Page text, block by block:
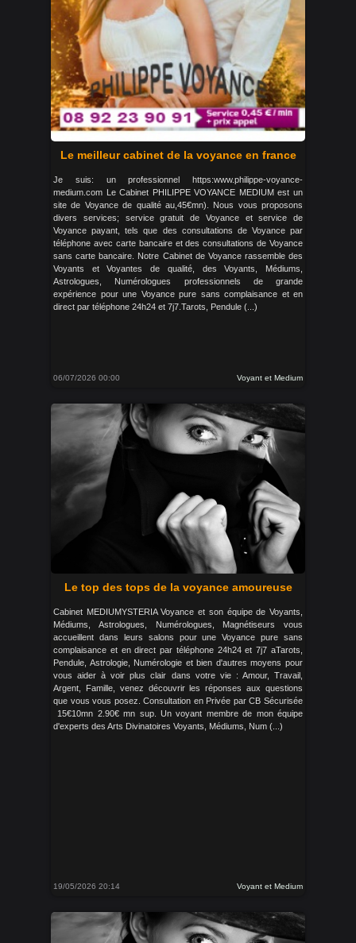
Le meilleur cabinet de la voyance en france
Je suis: un professionnel https:www.philippe-voyance-
medium.com Le Cabinet PHILIPPE VOYANCE MEDIUM est un
site de Voyance de qualité au,45€mn). Nous vous proposons
divers services; service gratuit de Voyance et service de
Voyance payant, tels que des consultations de Voyance par
téléphone avec carte bancaire et des consultations de Voyance
sans carte bancaire. Notre Cabinet de Voyance rassemble des
Voyants et Voyantes de qualité, des Voyants, Médiums,
Astrologues, Numérologues professionnels de grande
expérience pour une Voyance pure sans complaisance et en
direct par téléphone 24h24 et 7j7.Tarots, Pendule (...)
06/07/2026 00:00 Voyant et Medium
Le top des tops de la voyance amoureuse
Cabinet MEDIUMYSTERIA Voyance et son équipe de Voyants,
Médiums, Astrologues, Numérologues, Magnétiseurs vous
accueillent dans leurs salons pour une Voyance pure sans
complaisance et en direct par téléphone 24h24 et 7j7 aTarots,
Pendule, Astrologie, Numérologie et bien d'autres moyens pour
vous aider à voir plus clair dans votre vie : Amour, Travail,
Argent, Famille, venez découvrir les réponses aux questions
que vous vous posez. Consultation en Privée par CB Sécurisée
15€10mn 2.90€ mn sup. Un voyant membre de mon équipe
d'experts des Arts Divinatoires Voyants, Médiums, Num (...)
19/05/2026 20:14 Voyant et Medium